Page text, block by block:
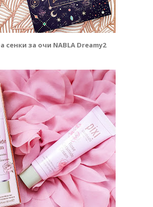
сенки за очи NABLA Dreamy2